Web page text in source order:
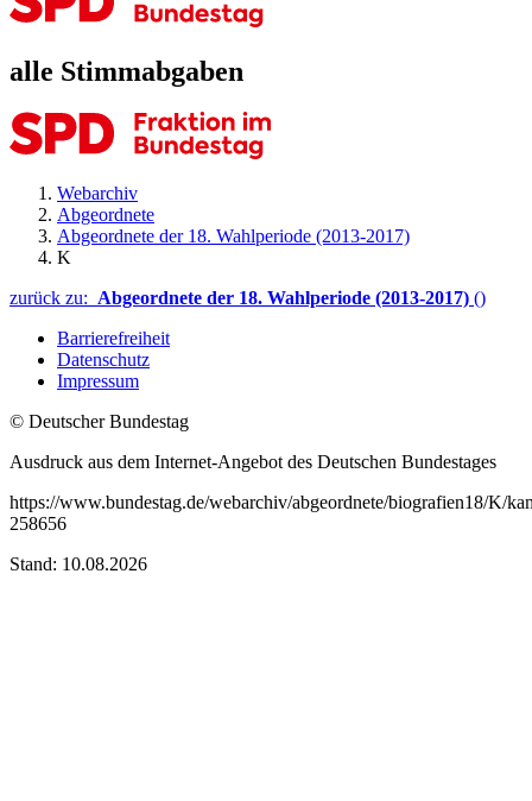
alle Stimmabgaben
Webarchiv
Abgeordnete
Abgeordnete der 18. Wahlperiode (2013-2017)
K
zurück zu: Abgeordnete der 18. Wahlperiode (2013-2017) ()
Barrierefreiheit
Datenschutz
Impressum
© Deutscher Bundestag
Ausdruck aus dem Internet-Angebot des Deutschen Bundestages
https://www.bundestag.de/webarchiv/abgeordnete/biografien18/K/
258656
Stand: 10.08.2026